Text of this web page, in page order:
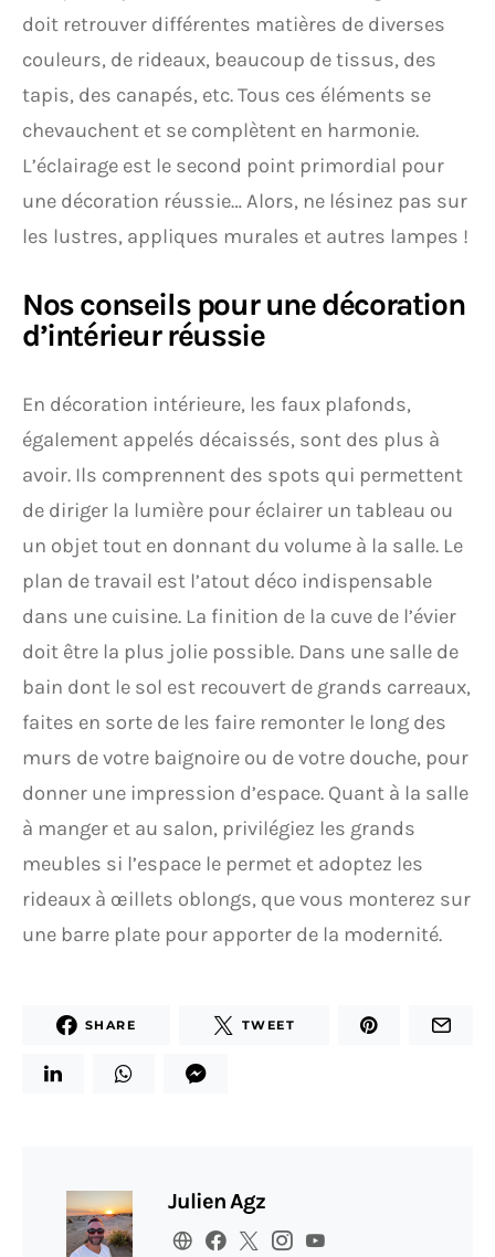
doit retrouver différentes matières de diverses
couleurs, de rideaux, beaucoup de tissus, des
tapis, des canapés, etc. Tous ces éléments se
chevauchent et se complètent en harmonie.
L’éclairage est le second point primordial pour
une décoration réussie… Alors, ne lésinez pas sur
les lustres, appliques murales et autres lampes !
Nos conseils pour une décoration
d’intérieur réussie
En décoration intérieure, les faux plafonds,
également appelés décaissés, sont des plus à
avoir. Ils comprennent des spots qui permettent
de diriger la lumière pour éclairer un tableau ou
un objet tout en donnant du volume à la salle. Le
plan de travail est l’atout déco indispensable
dans une cuisine. La finition de la cuve de l’évier
doit être la plus jolie possible. Dans une salle de
bain dont le sol est recouvert de grands carreaux,
faites en sorte de les faire remonter le long des
murs de votre baignoire ou de votre douche, pour
donner une impression d’espace. Quant à la salle
à manger et au salon, privilégiez les grands
meubles si l’espace le permet et adoptez les
rideaux à œillets oblongs, que vous monterez sur
une barre plate pour apporter de la modernité.
SHARE TWEET
Julien Agz